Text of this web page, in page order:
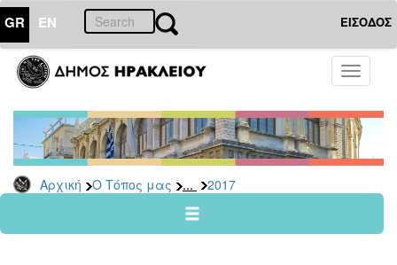
GR EN ΕΙΣΟΔΟΣ
Toggle
Αρχική Ο Τόπος μας ... 2017
ΤΟΠΟΣ
ΜΑΣ
Ανακοινώσεις
Αρχείο
2026
2024